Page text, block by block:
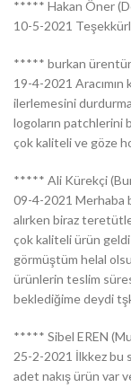
***** Hakan Öner
10-5-2021
***** burkan
19-4-2021
ilerlemesini
logoların patchlerini
çok kaliteli ve göze
***** Ali Kürekçi
09-4-2021 Merhaba
alırken biraz
çok kaliteli ürün
görmüştüm helal
ürünlerin teslim
beklediğime deydi
***** Sibel EREN
25-2-2021 İlkkez bu
adet nakış ürün var